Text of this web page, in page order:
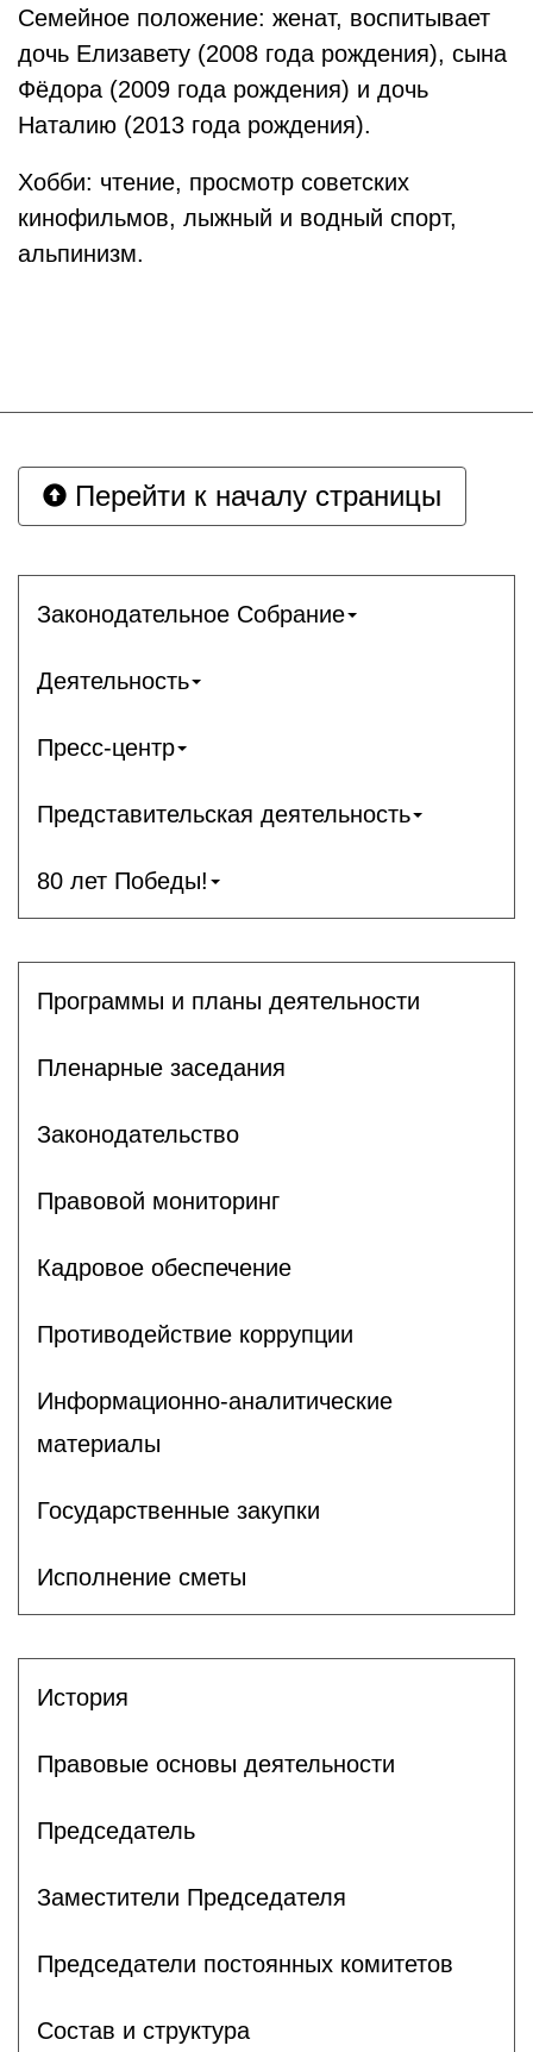
Семейное положение: женат, воспитывает
дочь Елизавету (2008 года рождения), сына
Фёдора (2009 года рождения) и дочь
Наталию (2013 года рождения).
Хобби: чтение, просмотр советских
кинофильмов, лыжный и водный спорт,
альпинизм.
Перейти к началу страницы
Законодательное Собрание
Деятельность
Пресс-центр
Представительская деятельность
80 лет Победы!
Программы и планы деятельности
Пленарные заседания
Законодательство
Правовой мониторинг
Кадровое обеспечение
Противодействие коррупции
Информационно-аналитические
материалы
Государственные закупки
Исполнение сметы
История
Правовые основы деятельности
Председатель
Заместители Председателя
Председатели постоянных комитетов
Состав и структура